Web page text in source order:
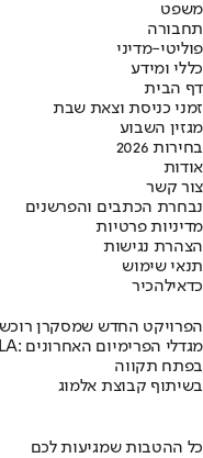
משפט
תחבורה
פוליטי-מדיני
כללי ומידע
דף הבית
זמני כניסת וצאת שבת
מגזין השבוע
בחירות 2026
אודות
צור קשר
נבחרת הכתבים והפרשנים
מדיניות פרטיות
הצהרת נגישות
תנאי שימוש
כדאילהכיר
הפרויקט החדש שמסקרן
בפתח תקווה
בשיתוף קבוצת אלמוג
כל ההטבות שמגיעות לכם